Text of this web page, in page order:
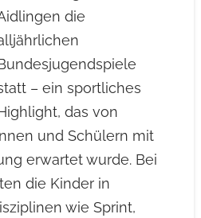
die
– ein sportliches
das von
und Schülern mit
erwartet wurde. Bei
die Kinder in
wie Sprint,